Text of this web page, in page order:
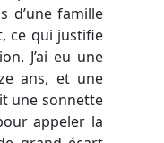
d’une famille
ce qui justifie
J’ai eu une
ans, et une
une sonnette
appeler la